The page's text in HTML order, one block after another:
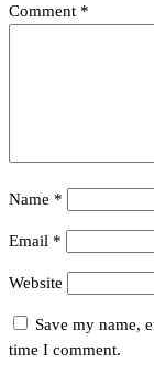
Comment *
Name *
Email *
Website
Save my name,
time I comment.